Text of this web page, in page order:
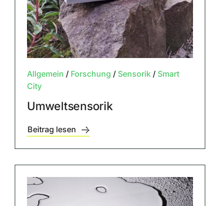
Allgemein / Forschung / Sensorik/ Smart
City
Umweltsensorik
Beitrag lesen